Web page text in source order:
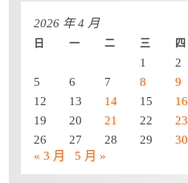
2026 年 4 月
日 一 二 三 四
1 2
5
6 7 8 9
12
13 14 15 16
19
20 21 22 23
26
27 28 29
30
« 3 月
5 月 »